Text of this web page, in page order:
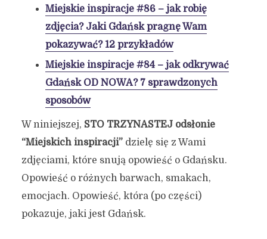
Miejskie inspiracje #86 – jak robię
zdjęcia? Jaki Gdańsk pragnę Wam
pokazywać? 12 przykładów
Miejskie inspiracje #84 – jak odkrywać
Gdańsk OD NOWA? 7 sprawdzonych
sposobów
W niniejszej, STO TRZYNASTEJ odsłonie
“Miejskich inspiracji”dzielę się z Wami
zdjęciami, które snują opowieść o Gdańsku.
Opowieść o różnych barwach, smakach,
emocjach. Opowieść, która (po części)
pokazuje, jaki jest Gdańsk.